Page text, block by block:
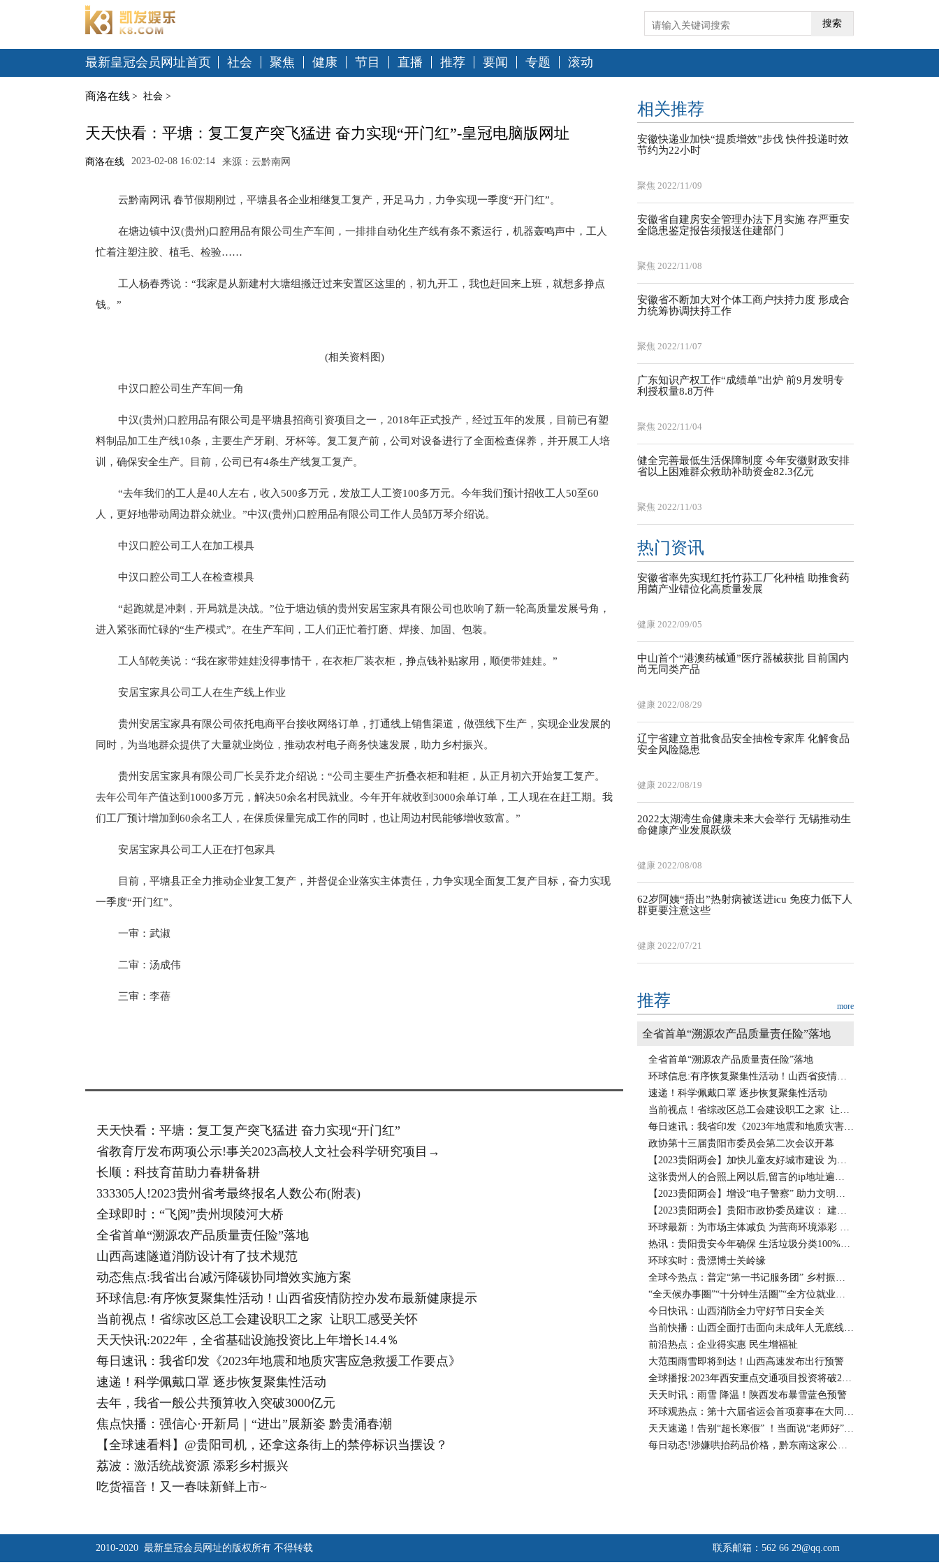
搜索
最新皇冠会员网址首页 社会 聚焦 健康 节目 直播 推荐 要闻 专题 滚动
商洛在线 > 社会 >
天天快看：平塘：复工复产突飞猛进 奋力实现“开门红”-皇冠电脑版网址
商洛在线 2023-02-08 16:02:14 来源：云黔南网
云黔南网讯 春节假期刚过，平塘县各企业相继复工复产，开足马力，力争实现一季度“开门红”。
在塘边镇中汉(贵州)口腔用品有限公司生产车间，一排排自动化生产线有条不紊运行，机器轰鸣声中，工人
忙着注塑注胶、植毛、检验……
工人杨春秀说：“我家是从新建村大塘组搬迁过来安置区这里的，初九开工，我也赶回来上班，就想多挣点
钱。”
(相关资料图)
中汉口腔公司生产车间一角
中汉(贵州)口腔用品有限公司是平塘县招商引资项目之一，2018年正式投产，经过五年的发展，目前已有塑
料制品加工生产线10条，主要生产牙刷、牙杯等。复工复产前，公司对设备进行了全面检查保养，并开展工人培
训，确保安全生产。目前，公司已有4条生产线复工复产。
“去年我们的工人是40人左右，收入500多万元，发放工人工资100多万元。今年我们预计招收工人50至60
人，更好地带动周边群众就业。”中汉(贵州)口腔用品有限公司工作人员邹万琴介绍说。
中汉口腔公司工人在加工模具
中汉口腔公司工人在检查模具
“起跑就是冲刺，开局就是决战。”位于塘边镇的贵州安居宝家具有限公司也吹响了新一轮高质量发展号角，
进入紧张而忙碌的“生产模式”。在生产车间，工人们正忙着打磨、焊接、加固、包装。
工人邹乾美说：“我在家带娃娃没得事情干，在衣柜厂装衣柜，挣点钱补贴家用，顺便带娃娃。”
安居宝家具公司工人在生产线上作业
贵州安居宝家具有限公司依托电商平台接收网络订单，打通线上销售渠道，做强线下生产，实现企业发展的
同时，为当地群众提供了大量就业岗位，推动农村电子商务快速发展，助力乡村振兴。
贵州安居宝家具有限公司厂长吴乔龙介绍说：“公司主要生产折叠衣柜和鞋柜，从正月初六开始复工复产。
去年公司年产值达到1000多万元，解决50余名村民就业。今年开年就收到3000余单订单，工人现在在赶工期。我
们工厂预计增加到60余名工人，在保质保量完成工作的同时，也让周边村民能够增收致富。”
安居宝家具公司工人正在打包家具
目前，平塘县正全力推动企业复工复产，并督促企业落实主体责任，力争实现全面复工复产目标，奋力实现
一季度“开门红”。
一审：武淑
二审：汤成伟
三审：李蓓
天天快看：平塘：复工复产突飞猛进 奋力实现“开门红”
省教育厅发布两项公示!事关2023高校人文社会科学研究项目→
长顺：科技育苗助力春耕备耕
333305人!2023贵州省考最终报名人数公布(附表)
全球即时：“飞阅”贵州坝陵河大桥
全省首单“溯源农产品质量责任险”落地
山西高速隧道消防设计有了技术规范
动态焦点:我省出台减污降碳协同增效实施方案
环球信息:有序恢复聚集性活动！山西省疫情防控办发布最新健康提示
当前视点！省综改区总工会建设职工之家 让职工感受关怀
天天快讯:2022年，全省基础设施投资比上年增长14.4％
每日速讯：我省印发《2023年地震和地质灾害应急救援工作要点》
速递！科学佩戴口罩 逐步恢复聚集性活动
去年，我省一般公共预算收入突破3000亿元
焦点快播：强信心·开新局｜“进出”展新姿 黔贵涌春潮
【全球速看料】@贵阳司机，还拿这条街上的禁停标识当摆设？
荔波：激活统战资源 添彩乡村振兴
吃货福音！又一春味新鲜上市~
相关推荐
安徽快递业加快“提质增效”步伐 快件投递时效
节约为22小时
聚焦 2022/11/09
安徽省自建房安全管理办法下月实施 存严重安
全隐患鉴定报告须报送住建部门
聚焦 2022/11/08
安徽省不断加大对个体工商户扶持力度 形成合
力统筹协调扶持工作
聚焦 2022/11/07
广东知识产权工作“成绩单”出炉 前9月发明专
利授权量8.8万件
聚焦 2022/11/04
健全完善最低生活保障制度 今年安徽财政安排
省以上困难群众救助补助资金82.3亿元
聚焦 2022/11/03
热门资讯
安徽省率先实现红托竹荪工厂化种植 助推食药
用菌产业错位化高质量发展
健康 2022/09/05
中山首个“港澳药械通”医疗器械获批 目前国内
尚无同类产品
健康 2022/08/29
辽宁省建立首批食品安全抽检专家库 化解食品
安全风险隐患
健康 2022/08/19
2022太湖湾生命健康未来大会举行 无锡推动生
命健康产业发展跃级
健康 2022/08/08
62岁阿姨“捂出”热射病被送进icu 免疫力低下人
群更要注意这些
健康 2022/07/21
推荐 more
全省首单“溯源农产品质量责任险”落地
全省首单“溯源农产品质量责任险”落地
环球信息:有序恢复聚集性活动！山西省疫情防控办发布最新健康提示
速递！科学佩戴口罩 逐步恢复聚集性活动
当前视点！省综改区总工会建设职工之家 让职工感受关怀
每日速讯：我省印发《2023年地震和地质灾害应急救援工作要点》
政协第十三届贵阳市委员会第二次会议开幕
【2023贵阳两会】加快儿童友好城市建设 为孩子们打造幸福成长空间
这张贵州人的合照上网以后,留言的ip地址遍布全国
【2023贵阳两会】增设“电子警察” 助力文明城市建设
【2023贵阳两会】贵阳市政协委员建议： 建立少数民族原生态音乐数据库
环球最新：为市场主体减负 为营商环境添彩 ——我省积极推进公共资源交易网上开标工作
热讯：贵阳贵安今年确保 生活垃圾分类100%有效覆盖
环球实时：贵漂博士关岭缘
全球今热点：普定“第一书记服务团” 乡村振兴显身手
“全天候办事圈”“十分钟生活圈”“全方位就业圈” 万山搬迁群众过上新生活
今日快讯：山西消防全力守好节日安全关
当前快播：山西全面打击面向未成年人无底线营销食品违法行为
前沿热点：企业得实惠 民生增福祉
大范围雨雪即将到达！山西高速发布出行预警
全球播报:2023年西安重点交通项目投资将破200亿 s107省道环山旅游路鄠邑段年内通车
天天时讯：雨雪 降温！陕西发布暴雪蓝色预警
环球观热点：第十六届省运会首项赛事在大同打响
天天速递！告别“超长寒假” ！当面说“老师好”真好
每日动态!涉嫌哄抬药品价格，黔东南这家公司被罚70万！
2010-2020 最新皇冠会员网址的版权所有 不得转载 联系邮箱：562 66 29@qq.com